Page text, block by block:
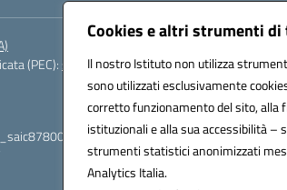
Cookies e altri strumenti di
Il nostro Istituto non utilizza
sono utilizzati esclusivamente
corretto funzionamento del sito, alla
istituzionali e alla sua accessibilità –
strumenti statistici anonimizzati
Analytics Italia.
(PEC):saic878008@pec.istruzione.it